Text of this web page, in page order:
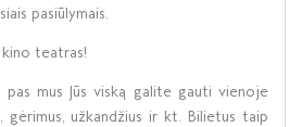
pasiūlymais.
kino teatras!
pas mus Jūs viską galite gauti vienoje
užkandžius ir kt. Bilietus taip